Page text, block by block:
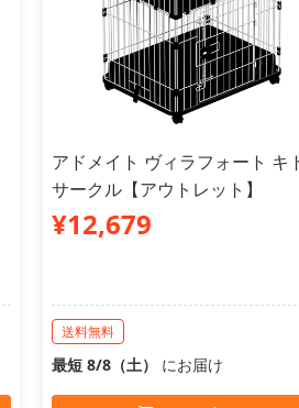
アドメイト ヴィラフォート キ
サークル【アウトレット】
¥12,679
送料無料
最短 8/8（土） にお届け